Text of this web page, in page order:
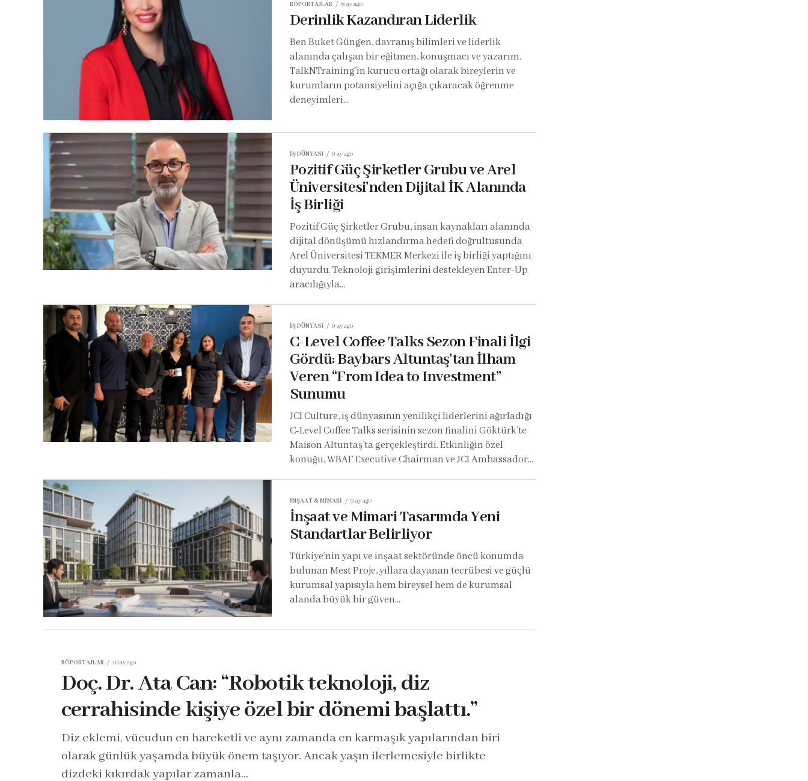
RÖPORTAJLAR 8 ay ago
Derinlik Kazandıran Liderlik
Ben Buket Güngen, davranış bilimleri ve liderlik
alanında çalışan bir eğitmen, konuşmacı ve yazarım.
TalkNTraining’in kurucu ortağı olarak bireylerin ve
kurumların potansiyelini açığa çıkaracak öğrenme
deneyimleri...
İŞ DÜNYASI 9 ay ago
Pozitif Güç Şirketler Grubu ve Arel
Üniversitesi’nden Dijital İK Alanında
İş Birliği
Pozitif Güç Şirketler Grubu, insan kaynakları alanında
dijital dönüşümü hızlandırma hedefi doğrultusunda
Arel Üniversitesi TEKMER Merkezi ile iş birliği yaptığını
duyurdu. Teknoloji girişimlerini destekleyen Enter-Up
aracılığıyla...
İŞ DÜNYASI 9 ay ago
C-Level Coffee Talks Sezon Finali İlgi
Gördü: Baybars Altuntaş’tan İlham
Veren “From Idea to Investment”
Sunumu
JCI Culture, iş dünyasının yenilikçi liderlerini ağırladığı
C-Level Coffee Talks serisinin sezon finalini Göktürk’te
Maison Altuntaş’ta gerçekleştirdi. Etkinliğin özel
konuğu, WBAF Executive Chairman ve JCI Ambassador...
İNŞAAT & MIMARI 9 ay ago
İnşaat ve Mimari Tasarımda Yeni
Standartlar Belirliyor
Türkiye’nin yapı ve inşaat sektöründe öncü konumda
bulunan Mest Proje, yıllara dayanan tecrübesi ve güçlü
kurumsal yapısıyla hem bireysel hem de kurumsal
alanda büyük bir güven...
RÖPORTAJLAR 10 ay ago
Doç. Dr. Ata Can: “Robotik teknoloji, diz
cerrahisinde kişiye özel bir dönemi başlattı.”
Diz eklemi, vücudun en hareketli ve aynı zamanda en karmaşık yapılarından biri
olarak günlük yaşamda büyük önem taşıyor. Ancak yaşın ilerlemesiyle birlikte
dizdeki kıkırdak yapılar zamanla...